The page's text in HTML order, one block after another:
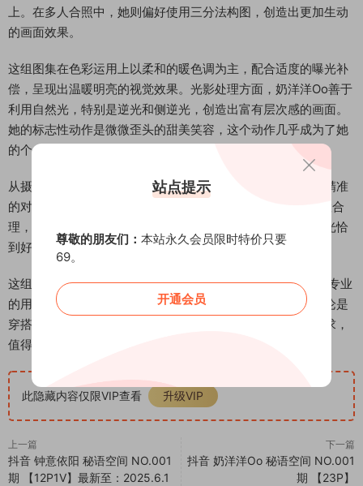
上。在多人合照中，她则偏好使用三分法构图，创造出更加生动
的画面效果。
这组图集在色彩运用上以柔和的暖色调为主，配合适度的曝光补
偿，呈现出温暖明亮的视觉效果。光影处理方面，奶洋洋Oo善于
利用自然光，特别是逆光和侧逆光，创造出富有层次感的画面。
她的标志性动作是微微歪头的甜美笑容，这个动作几乎成为了她
的个人签名。
从摄影专业角度来看，这组图集展现了出色的白平衡控制和精准
的对焦。景深运用得当，主体清晰而背景适度虚化，ISO设置合
理，噪点控制良好。整体画质清晰锐利，色彩还原准确，曝光恰
到好处，体现了较高的拍摄水准。
这组来自抖音奶洋洋Oo秘语空间的图集，通过精致的构图、专业
的用光和独特的个人风格，为观众带来了一场视觉盛宴。无论是
穿搭展示还是场景选择，都体现了博主对美的独到理解和追求，
值得摄影爱好者和时尚达人细细品味。
此隐藏内容仅限VIP查看 升级VIP
上一篇
抖音 钟意依阳 秘语空间 NO.001
期 【12P1V】最新至：2025.6.1
下一篇
抖音 奶洋洋Oo 秘语空间 NO.001
期 【23P】
站点提示
尊敬的朋友们： 本站永久会员限时特价只要
69。
开通会员